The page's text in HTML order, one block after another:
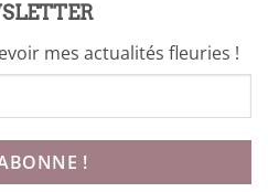
mes actualités fleuries !